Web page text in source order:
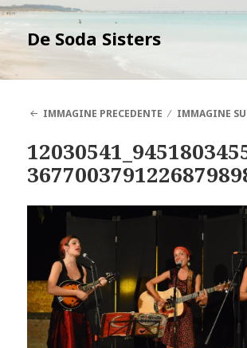
De Soda Sisters
IMMAGINE PRECEDENTE
IMMAGINE